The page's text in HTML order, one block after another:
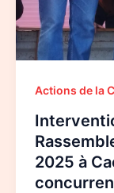
Actions de la
2025 à
en